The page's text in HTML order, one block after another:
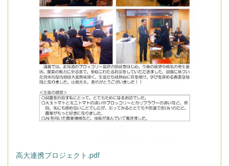
高大連携プロジェクト.pdf